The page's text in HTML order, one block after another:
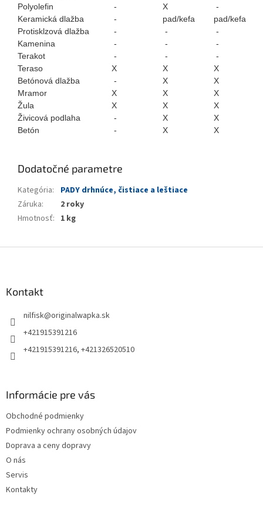
Polyolefin
- X
-
Keramická dlažba
- pad/kefa
pad/kefa
Protisklzová dlažba
- -
-
Kamenina
- -
-
Terakot
- -
-
Teraso
X X
X
Betónová dlažba
- X
X
Mramor
X X
X
Žula
X X
X
Živicová podlaha
- X
X
Betón
- X X
Dodatočné parametre
Kategória:
PADY drhnúce, čistiace a leštiace
Záruka:
2 roky
Hmotnosť: 1 kg
Kontakt
nilfisk@originalwapka.sk
+421915391216
+421915391216, +421326520510
Informácie pre vás
Obchodné podmienky
Podmienky ochrany osobných údajov
Doprava a ceny dopravy
O nás
Servis
Kontakty